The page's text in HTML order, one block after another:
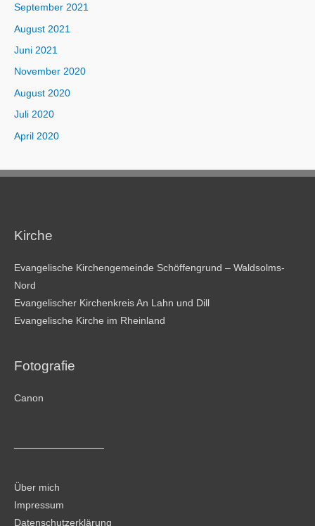
September 2021
August 2021
Juni 2021
November 2020
August 2020
Juli 2020
April 2020
Kirche
Evangelische Kirchengemeinde Schöffengrund – Waldsolms-
Nord
Evangelischer Kirchenkreis An Lahn und Dill
Evangelische Kirche im Rheinland
Fotografie
Canon
Über mich
Impressum
Datenschutzerklärung